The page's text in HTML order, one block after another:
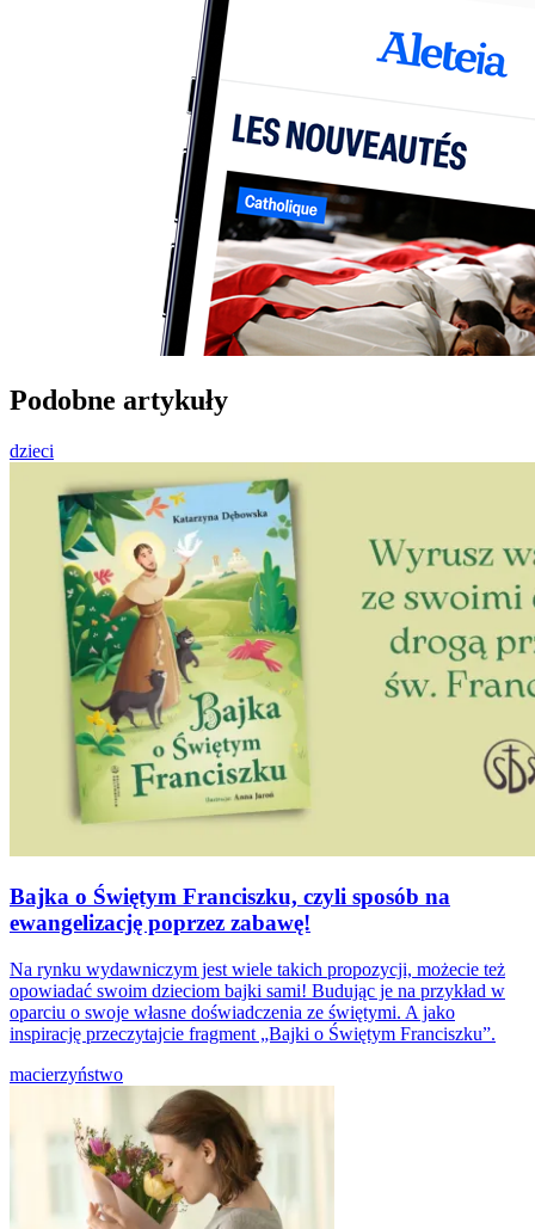
Podobne artykuły
dzieci
Bajka o Świętym Franciszku, czyli sposób na
ewangelizację poprzez zabawę!
Na rynku wydawniczym jest wiele takich propozycji, możecie też
opowiadać swoim dzieciom bajki sami! Budując je na przykład w
oparciu o swoje własne doświadczenia ze świętymi. A jako
inspirację przeczytajcie fragment „Bajki o Świętym Franciszku”.
macierzyństwo